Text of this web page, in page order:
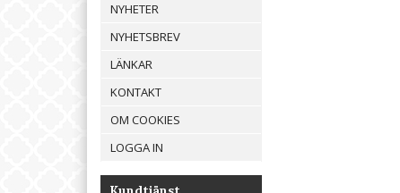
NYHETER
NYHETSBREV
LÄNKAR
KONTAKT
OM COOKIES
LOGGA IN